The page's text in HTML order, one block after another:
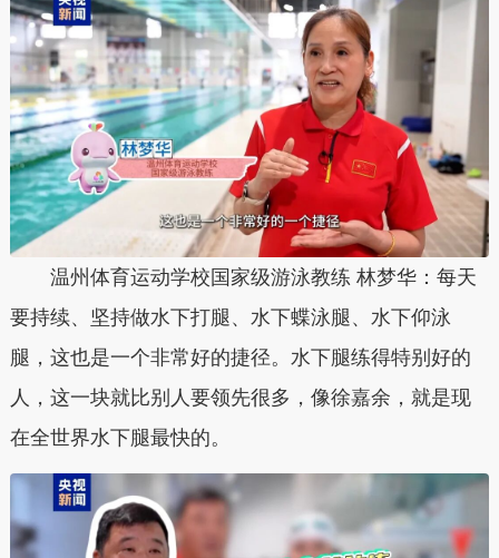
温州体育运动学校国家级游泳教练 林梦华：每天
要持续、坚持做水下打腿、水下蝶泳腿、水下仰泳
腿，这也是一个非常好的捷径。水下腿练得特别好的
人，这一块就比别人要领先很多，像徐嘉余，就是现
在全世界水下腿最快的。